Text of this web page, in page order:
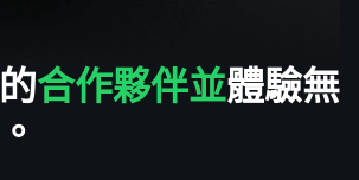
合作夥伴並體驗無